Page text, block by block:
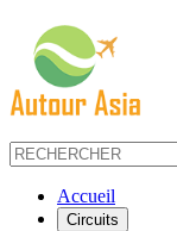
Accueil
Circuits